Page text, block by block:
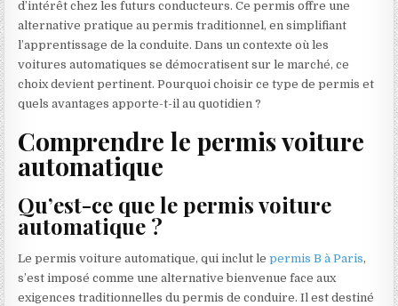
d’intérêt chez les futurs conducteurs. Ce permis offre une
alternative pratique au permis traditionnel, en simplifiant
l’apprentissage de la conduite. Dans un contexte où les
voitures automatiques se démocratisent sur le marché, ce
choix devient pertinent. Pourquoi choisir ce type de permis et
quels avantages apporte-t-il au quotidien ?
Comprendre le permis voiture
automatique
Qu’est-ce que le permis voiture
automatique ?
Le permis voiture automatique, qui inclut lepermis B à Paris,
s’est imposé comme une alternative bienvenue face aux
exigences traditionnelles du permis de conduire. Il est destiné